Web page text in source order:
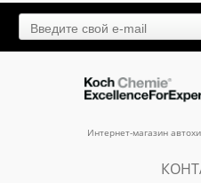
Интернет-магазин